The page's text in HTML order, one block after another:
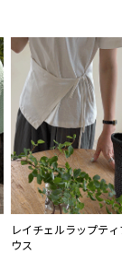
レイチェルラップティ
ウス